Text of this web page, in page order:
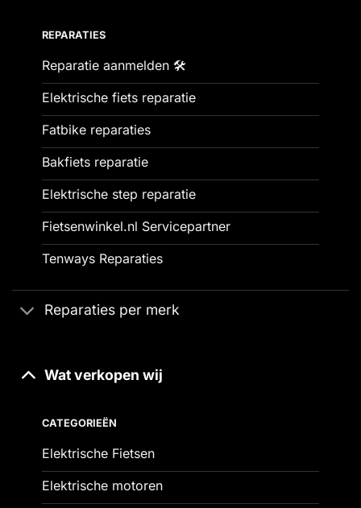
REPARATIES
Reparatie aanmelden 🛠️
Elektrische fiets reparatie
Fatbike reparaties
Bakfiets reparatie
Elektrische step reparatie
Fietsenwinkel.nl Servicepartner
Tenways Reparaties
Reparaties per merk
Wat verkopen wij
CATEGORIEËN
Elektrische Fietsen
Elektrische motoren